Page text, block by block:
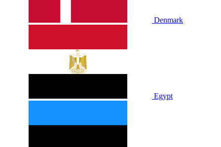
Denmark
Egypt